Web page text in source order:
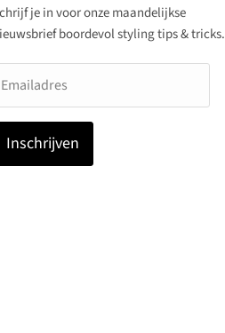
je in voor onze maandelijkse
boordevol styling tips & tricks.
Emailadres
Inschrijven